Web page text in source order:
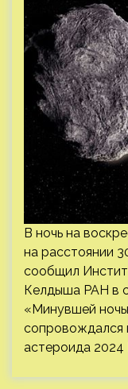
В ночь на
на расстоянии
сообщил
Келдыша РАН в
«Минувшей
сопровождался
астероида